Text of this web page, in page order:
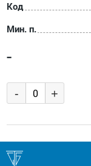
Код
Мин. п.
-
- +